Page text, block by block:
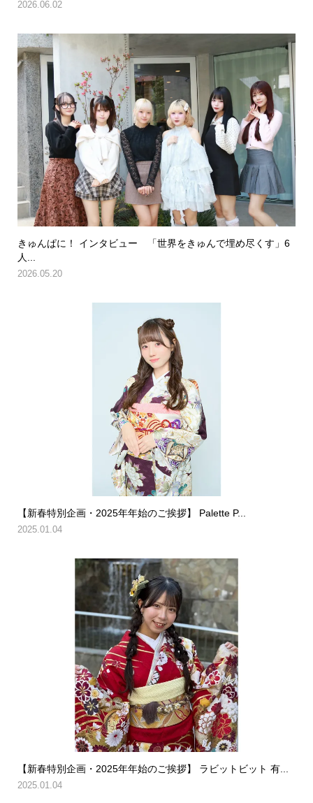
2026.06.02
きゅんぱに！ インタビュー 「世界をきゅんで埋め尽くす」6
人...
2026.05.20
【新春特別企画・2025年年始のご挨拶】 Palette P...
2025.01.04
【新春特別企画・2025年年始のご挨拶】 ラビットビット 有...
2025.01.04